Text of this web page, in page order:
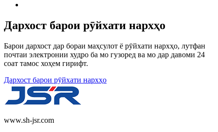
Дархост барои рӯйхати нархҳо
Барои дархост дар бораи маҳсулот ё рӯйхати нархҳо, лутфан
почтаи электронии худро ба мо гузоред ва мо дар давоми 24
соат тамос хоҳем гирифт.
Дархост барои рӯйхати нархҳо
www.sh-jsr.com